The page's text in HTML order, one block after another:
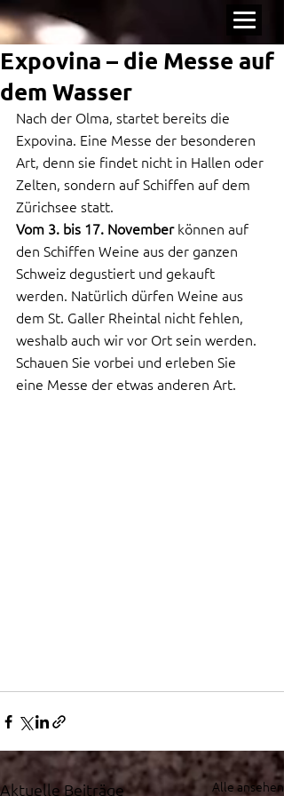
Expovina – die Messe auf
dem Wasser
Nach der Olma, startet bereits die
Expovina. Eine Messe der besonderen
Art, denn sie findet nicht in Hallen oder
Zelten, sondern auf Schiffen auf dem
Zürichsee statt.
Vom 3. bis 17. November können auf
den Schiffen Weine aus der ganzen
Schweiz degustiert und gekauft
werden. Natürlich dürfen Weine aus
dem St. Galler Rheintal nicht fehlen,
weshalb auch wir vor Ort sein werden.
Schauen Sie vorbei und erleben Sie
eine Messe der etwas anderen Art.
Aktuelle Beiträge Alle ansehen